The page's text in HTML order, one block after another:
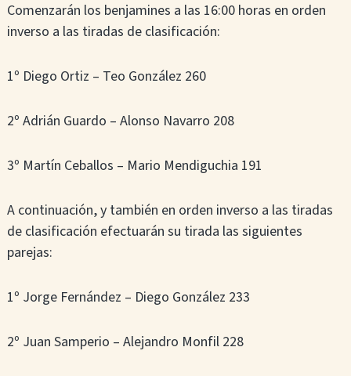
Comenzarán los benjamines a las 16:00 horas en orden
inverso a las tiradas de clasificación:
1º Diego Ortiz – Teo González 260
2º Adrián Guardo – Alonso Navarro 208
3º Martín Ceballos – Mario Mendiguchia 191
A continuación, y también en orden inverso a las tiradas
de clasificación efectuarán su tirada las siguientes
parejas:
1º Jorge Fernández – Diego González 233
2º Juan Samperio – Alejandro Monfil 228